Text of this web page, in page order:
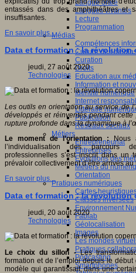
Langue orale
Langues vivantes
Lecture
Programmation
Médias
Compétences
Culture des
Curation
Droits
Education aux
Information et
Identité numérique
Internet
Littératie
Publication
Réseaux sociaux
Métiers
Entrepreneuriat
Entreprises
Evolutions des
Métiers du
Orientation
Pratiques numériques
Cartes
Classes inversées
Environnement
Fablab
Géolocalisation
Images
Les mondes
Pratiques
Podcasting
Smartphones
entassés dans des amphithéâtres et
insuffisantes.
En savoir plus...
Data et formation : la révolution
jeudi, 27 août 2020
Technologies
Les outils en orientation au service de
développés et réinventés pendant
rupture profonde dans la dynamique à
Le moment de l’orientation :Nous
l’individualisation des parcours
professionnelles s’est inscrit dans un
prévaloir collectivement d’être arrivés
En savoir plus...
Data et formation : la révolution
jeudi, 20 août 2020
Technologies
Le choix du sillon -Les
formation et de l’emploi depuis le
modèle qui garantissait, dans une